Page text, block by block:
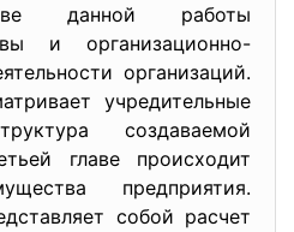
данной работы
и организационно-
организаций.
учредительные
создаваемой
главе происходит
предприятия.
собой расчет